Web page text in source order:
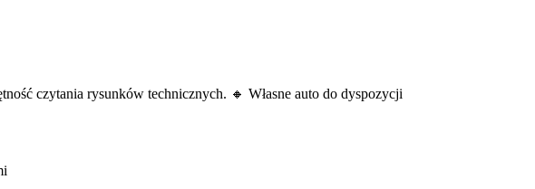
czytania rysunków technicznych. 🔸 Własne auto do dyspozycji